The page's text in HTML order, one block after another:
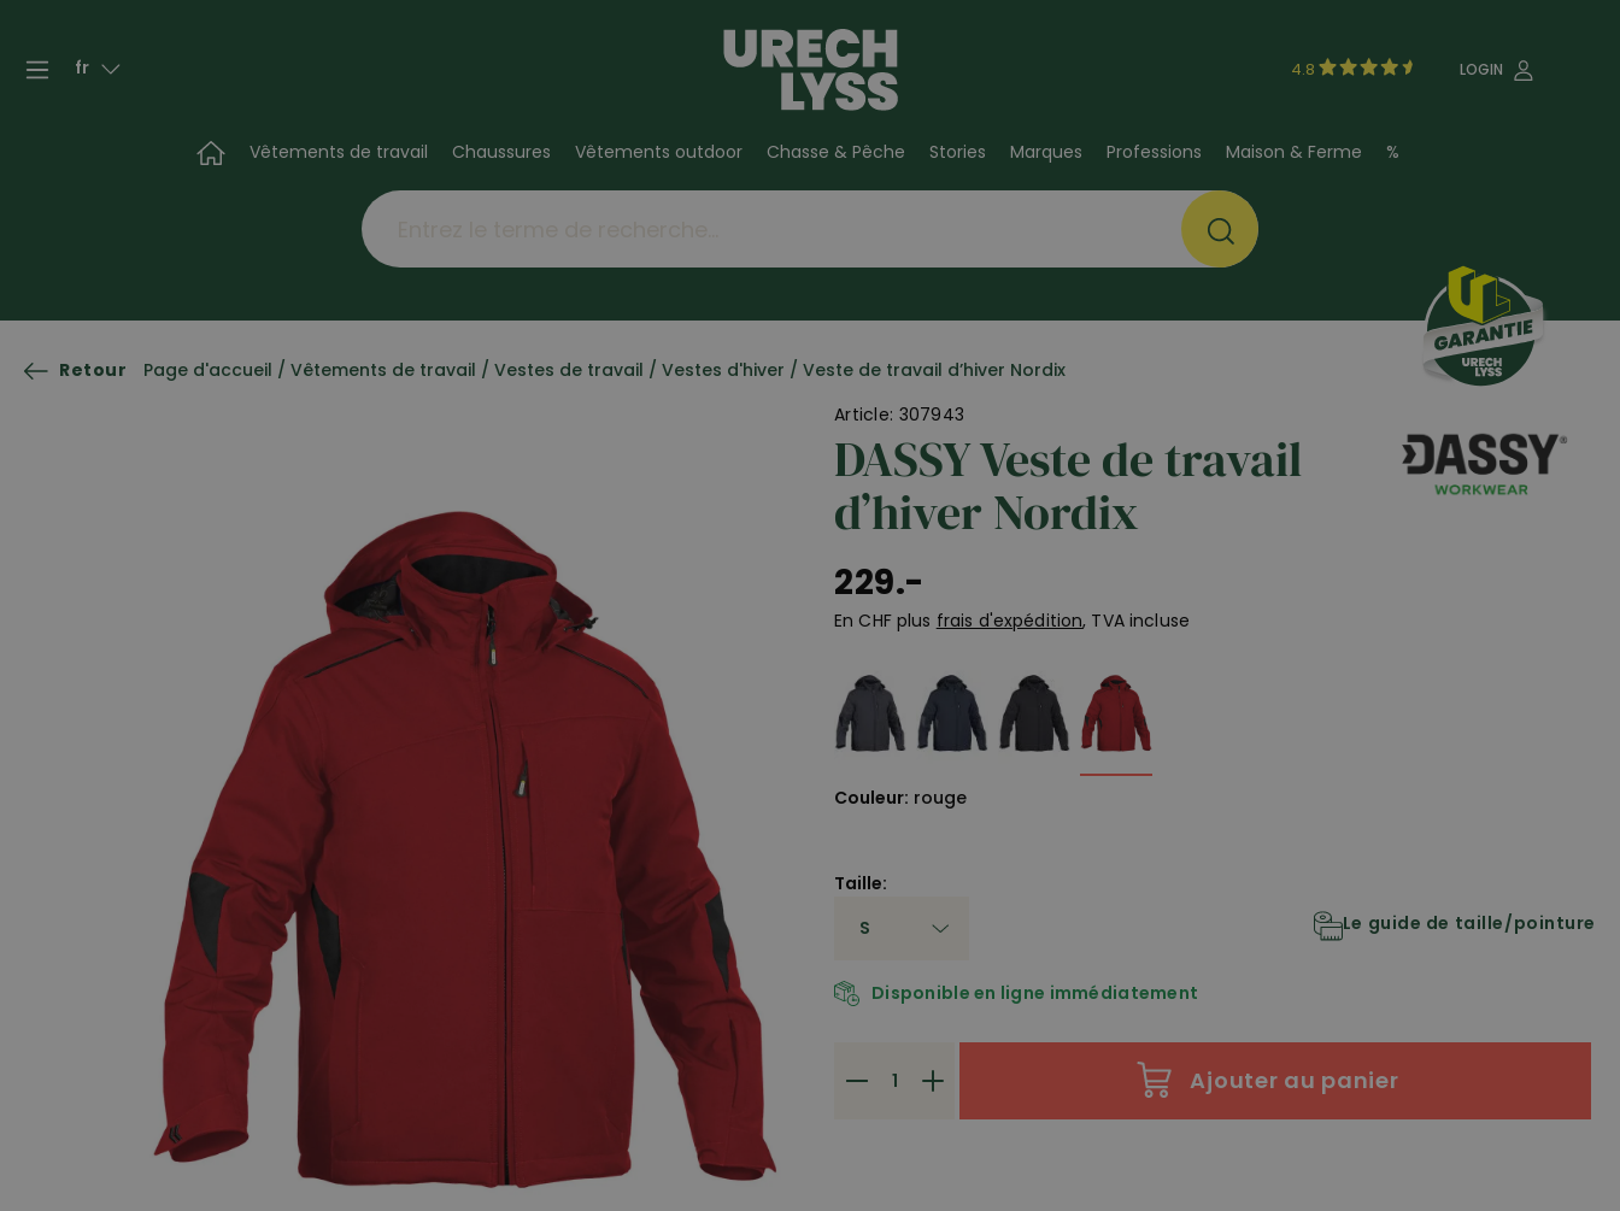
fr 4.8 LOGIN
Vêtements de travail Chaussures Vêtements outdoor Chasse & Pêche Stories Marques Professions Maison & Ferme %
Retour Page d'accueil / Vêtements de travail / Vestes de travail / Vestes d'hiver / Veste de travail d’hiver Nordix
Article: 307943
DASSY Veste de travail
d’hiver Nordix
229.-
En CHF plus frais d'expédition, TVA incluse
Couleur: rouge
Taille:
Le guide de taille/pointure
Disponible en ligne immédiatement
Ajouter au panier